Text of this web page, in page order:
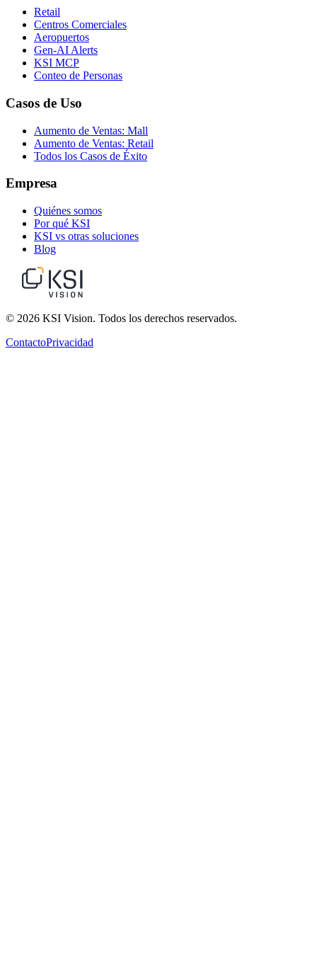
Retail
Centros Comerciales
Aeropuertos
Gen-AI Alerts
KSI MCP
Conteo de Personas
Casos de Uso
Aumento de Ventas: Mall
Aumento de Ventas: Retail
Todos los Casos de Éxito
Empresa
Quiénes somos
Por qué KSI
KSI vs otras soluciones
Blog
© 2026 KSI Vision. Todos los derechos reservados.
ContactoPrivacidad